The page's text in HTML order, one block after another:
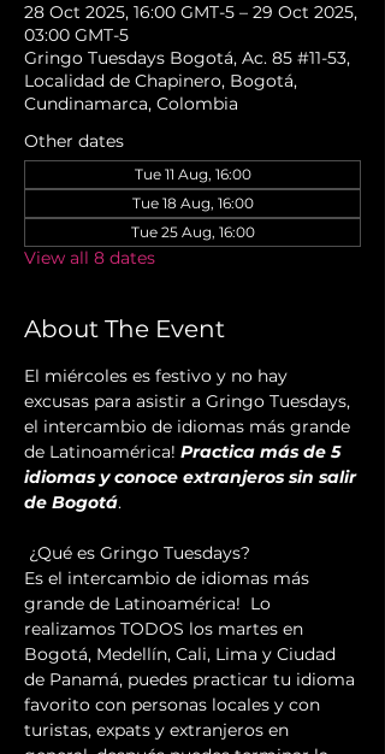
28 Oct 2025, 16:00 GMT-5 – 29 Oct 2025,
03:00 GMT-5
Gringo Tuesdays Bogotá, Ac. 85 #11-53,
Localidad de Chapinero, Bogotá,
Cundinamarca, Colombia
Other dates
Tue 11 Aug, 16:00
Tue 18 Aug, 16:00
Tue 25 Aug, 16:00
View all 8 dates
About The Event
El miércoles es festivo y no hay
excusas para asistir a Gringo Tuesdays,
el intercambio de idiomas más grande
de Latinoamérica! Practica más de 5
idiomas y conoce extranjeros sin salir
de Bogotá.
¿Qué es Gringo Tuesdays?
Es el intercambio de idiomas más
grande de Latinoamérica!  Lo
realizamos TODOS los martes en
Bogotá, Medellín, Cali, Lima y Ciudad
de Panamá, puedes practicar tu idioma
favorito con personas locales y con
turistas, expats y extranjeros en